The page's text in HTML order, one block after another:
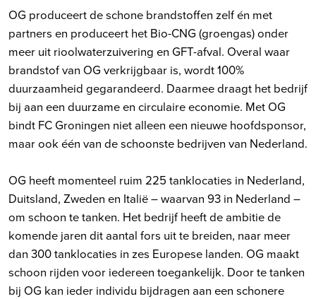
OG produceert de schone brandstoffen zelf én met
partners en produceert het Bio-CNG (groengas) onder
meer uit rioolwaterzuivering en GFT-afval. Overal waar
brandstof van OG verkrijgbaar is, wordt 100%
duurzaamheid gegarandeerd. Daarmee draagt het bedrijf
bij aan een duurzame en circulaire economie. Met OG
bindt FC Groningen niet alleen een nieuwe hoofdsponsor,
maar ook één van de schoonste bedrijven van Nederland.
OG heeft momenteel ruim 225 tanklocaties in Nederland,
Duitsland, Zweden en Italië – waarvan 93 in Nederland –
om schoon te tanken. Het bedrijf heeft de ambitie de
komende jaren dit aantal fors uit te breiden, naar meer
dan 300 tanklocaties in zes Europese landen. OG maakt
schoon rijden voor iedereen toegankelijk. Door te tanken
bij OG kan ieder individu bijdragen aan een schonere